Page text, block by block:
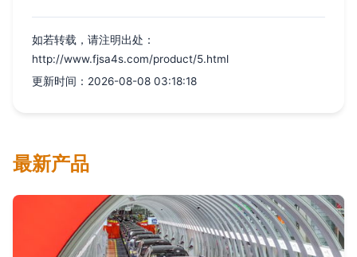
如若转载，请注明出处：
http://www.fjsa4s.com/product/5.html
更新时间：2026-08-08 03:18:18
最新产品